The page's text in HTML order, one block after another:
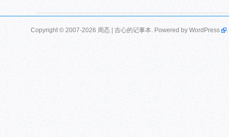
Copyright © 2007-2026 周忞 | 吉心的记事本. Powered by WordPress